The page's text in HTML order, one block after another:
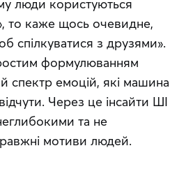
люди користуються
то каже щось очевидне,
спілкуватися з друзями».
формулюванням
спектр емоцій, які машина
Через це інсайти ШІ
та не
мотиви людей.